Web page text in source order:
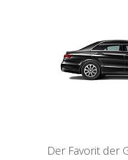
Der Favorit der